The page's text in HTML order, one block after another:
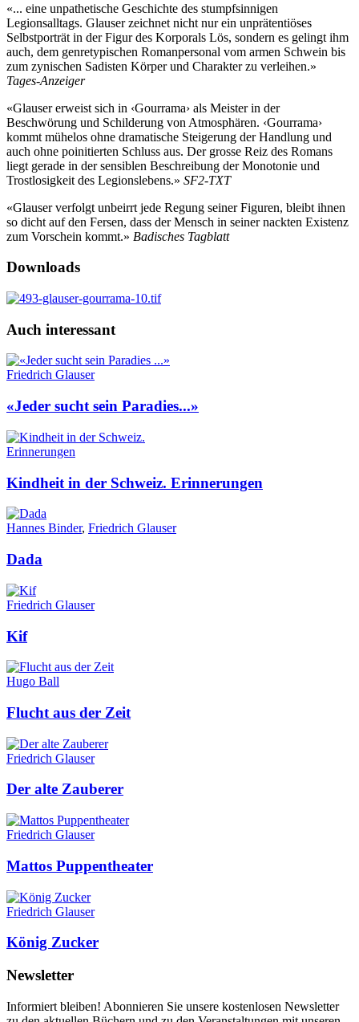
«... eine unpathetische Geschichte des stumpfsinnigen
Legionsalltags. Glauser zeichnet nicht nur ein unprätentiöses
Selbstporträt in der Figur des Korporals Lös, sondern es gelingt ihm
auch, dem genretypischen Romanpersonal vom armen Schwein bis
zum zynischen Sadisten Körper und Charakter zu verleihen.»
Tages-Anzeiger
«Glauser erweist sich in ‹Gourrama› als Meister in der
Beschwörung und Schilderung von Atmosphären. ‹Gourrama›
kommt mühelos ohne dramatische Steigerung der Handlung und
auch ohne poinitierten Schluss aus. Der grosse Reiz des Romans
liegt gerade in der sensiblen Beschreibung der Monotonie und
Trostlosigkeit des Legionslebens.» SF2-TXT
«Glauser verfolgt unbeirrt jede Regung seiner Figuren, bleibt ihnen
so dicht auf den Fersen, dass der Mensch in seiner nackten Existenz
zum Vorschein kommt.» Badisches Tagblatt
Downloads
Auch interessant
Friedrich Glauser
«Jeder sucht sein Paradies...»
Kindheit in der Schweiz. Erinnerungen
Hannes Binder, Friedrich Glauser
Dada
Friedrich Glauser
Kif
Hugo Ball
Flucht aus der Zeit
Friedrich Glauser
Der alte Zauberer
Friedrich Glauser
Mattos Puppentheater
Friedrich Glauser
König Zucker
Newsletter
Informiert bleiben! Abonnieren Sie unsere kostenlosen Newsletter